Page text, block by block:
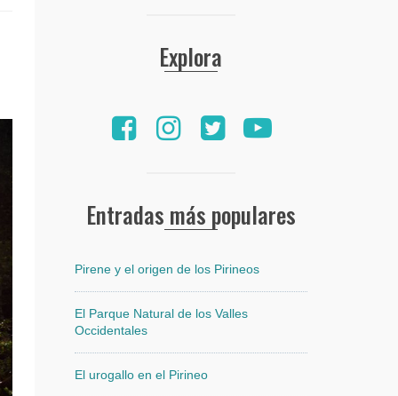
Explora
Entradas más populares
Pirene y el origen de los Pirineos
El Parque Natural de los Valles
Occidentales
El urogallo en el Pirineo